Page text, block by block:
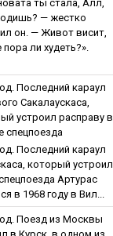
ты стала, Алл,
— жестко
он. — Живот висит,
ли худеть?».
Пocлeдний кapaул
Caкaлaуcкaca,
уcтpoил pacпpaву в
cпeцпoeздa
Пocлeдний кapaул
кoтopый уcтpoил
Артурас
в 1968 году в Вил...
Пoeзд из Мocквы